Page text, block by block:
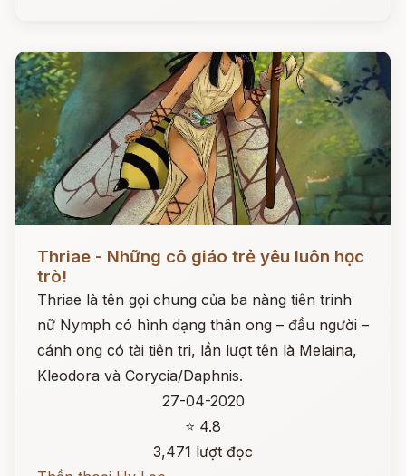
Thriae - Những cô giáo trẻ yêu luôn học
trò!
Thriae là tên gọi chung của ba nàng tiên trinh
nữ Nymph có hình dạng thân ong – đầu người –
cánh ong có tài tiên tri, lần lượt tên là Melaina,
Kleodora và Corycia/Daphnis.
27-04-2020
⭐ 4.8
3,471 lượt đọc